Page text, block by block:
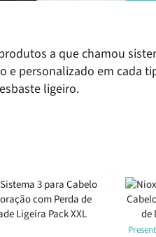
a que chamou
personalizado em cada
ligeiro.